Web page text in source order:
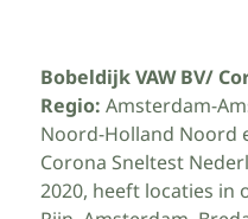
Bobeldijk VAW BV/
Regio: Amsterdam-
Noord-Holland Noord
Corona Sneltest
2020, heeft locaties in